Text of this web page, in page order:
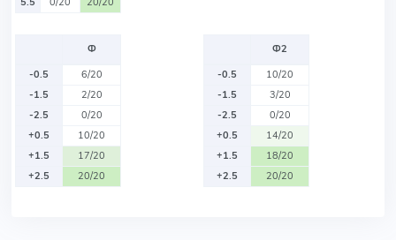
Ф
-0.5
6/20
-1.5
2/20
-2.5
0/20
+0.5
10/20
+1.5
17/20
+2.5
20/20
Ф2
-0.5
10/20
-1.5
3/20
-2.5
0/20
+0.5
14/20
+1.5
18/20
+2.5
20/20